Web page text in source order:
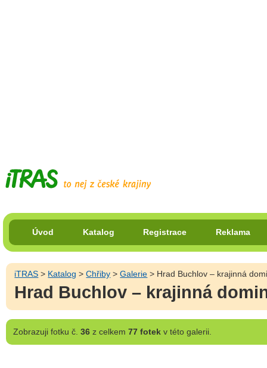
Úvod Katalog Registrace Reklama
iTRAS > Katalog >Chřiby >Galerie > Hrad Buchlov – krajinná
Hrad Buchlov – krajinná
Zobrazujifotku č. 36z celkem 77 fotekv této galerii.